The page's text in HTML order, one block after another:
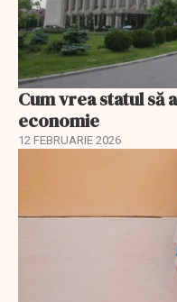
Cum vrea statul să
economie
12 FEBRUARIE 2026